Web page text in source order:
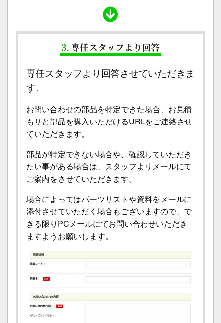
3. 専任スタッフより回答
専任スタッフより回答させていただきま
す。
お問い合わせの部品を特定できた場合、お見積
もりと部品を購入いただけるURLをご連絡させ
ていただきます。
部品が特定できない場合や、確認していただき
たい事がある場合は、スタッフよりメールにて
ご案内をさせていただきます。
場合によってはパーツリストや資料をメールに
添付させていただく場合もございますので、で
きる限りPCメールにてお問い合わせいただき
ますようお願いします。